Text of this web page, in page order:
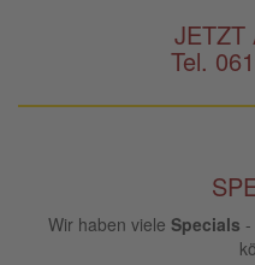
JETZT
Tel.
Wir haben viele Specials